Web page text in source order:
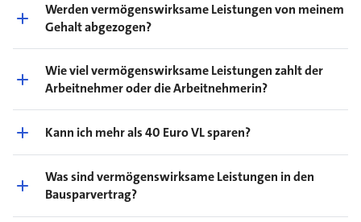
Werden vermögenswirksame Leistungen von meinem
Gehalt abgezogen?
Wie viel vermögenswirksame Leistungen zahlt der
Arbeitnehmer oder die Arbeitnehmerin?
Kann ich mehr als 40 Euro VL sparen?
Was sind vermögenswirksame Leistungen in den
Bausparvertrag?